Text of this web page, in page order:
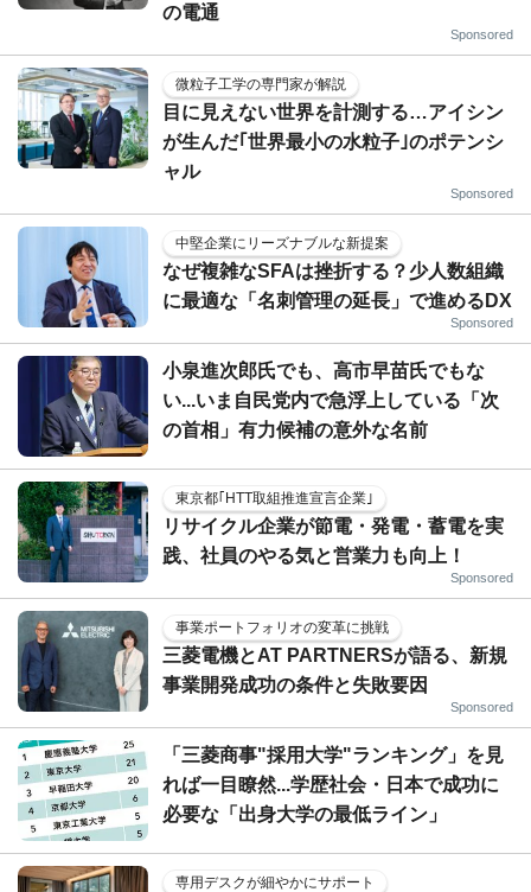
の電通
Sponsored
微粒子工学の専門家が解説
目に見えない世界を計測する…アイシン
が生んだ｢世界最小の水粒子｣のポテンシ
ャル
Sponsored
中堅企業にリーズナブルな新提案
なぜ複雑なSFAは挫折する？少人数組織
に最適な「名刺管理の延長」で進めるDX
Sponsored
小泉進次郎氏でも、高市早苗氏でもな
い...いま自民党内で急浮上している「次
の首相」有力候補の意外な名前
東京都｢HTT取組推進宣言企業｣
リサイクル企業が節電・発電・蓄電を実
践、社員のやる気と営業力も向上！
Sponsored
事業ポートフォリオの変革に挑戦
三菱電機とAT PARTNERSが語る、新規
事業開発成功の条件と失敗要因
Sponsored
「三菱商事"採用大学"ランキング」を見
れば一目瞭然...学歴社会・日本で成功に
必要な「出身大学の最低ライン」
専用デスクが細やかにサポート